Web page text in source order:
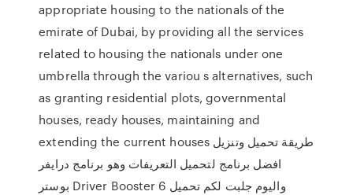
appropriate housing to the nationals of the
emirate of Dubai, by providing all the services
related to housing the nationals under one
umbrella through the variou s alternatives, such
as granting residential plots, governmental
houses, ready houses, maintaining and
extending the current houses طريقة تحميل وتنزيل
افضل برنامج لتحميل التعريفات وهو برنامج درايفر
بوستر Driver Booster 6 واليوم جلبت لكم تحميل